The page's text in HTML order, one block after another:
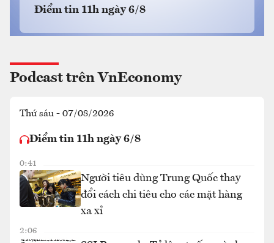
Điểm tin 11h ngày 6/8
Podcast trên VnEconomy
Thứ sáu - 07/08/2026
Điểm tin 11h ngày 6/8
0:41
Người tiêu dùng Trung Quốc thay
đổi cách chi tiêu cho các mặt hàng
xa xỉ
2:06